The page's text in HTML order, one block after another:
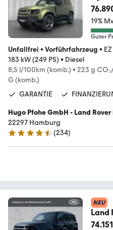
19%
Guter
Unfallfrei • Vorführfahrzeug •
183 kW (249 PS) • Diesel
8,5 l/100km (komb.) • 223 g
G (komb.)
GARANTIE
Hugo Pfohe GmbH - Land
22297 Hamburg
4.6 Sterne
(234)
NEU
Land